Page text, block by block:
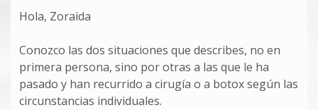
Hola, Zoraida
Conozco las dos situaciones que describes, no en
primera persona, sino por otras a las que le ha
pasado y han recurrido a cirugía o a botox según las
circunstancias individuales.